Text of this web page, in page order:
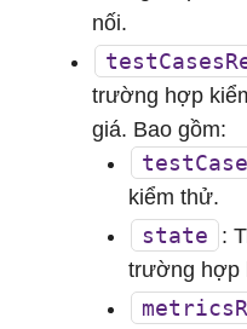
nối.
trường hợp
giá. Bao gồm:
kiểm thử.
state
:
trường hợp